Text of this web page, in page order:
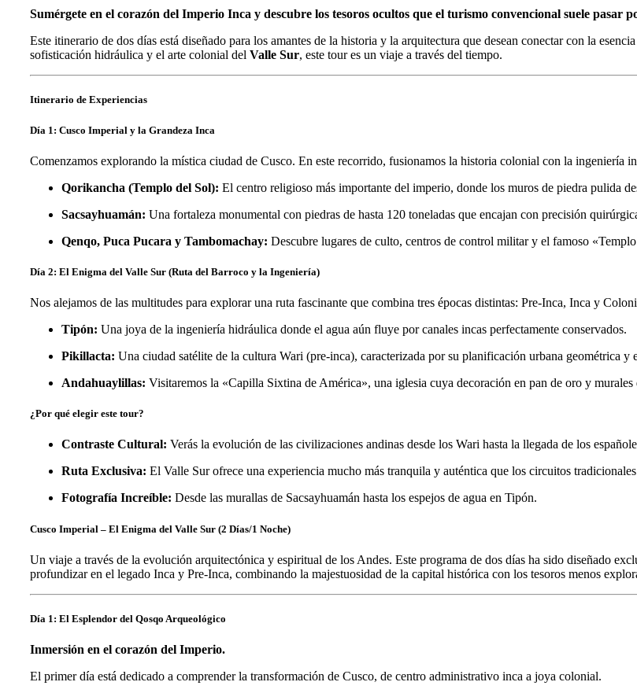
Sumérgete en el corazón del Imperio Inca y descubre los tesoros ocultos que el turismo convencional suele pasar
Este itinerario de dos días está diseñado para los amantes de la historia y la arquitectura que desean conectar con la
sofisticación hidráulica y el arte colonial del Valle Sur, este tour es un viaje a través del tiempo.
Itinerario de Experiencias
Día 1: Cusco Imperial y la Grandeza Inca
Comenzamos explorando la mística ciudad de Cusco. En este recorrido, fusionamos la historia colonial con la ingeniería
Qorikancha (Templo del Sol): El centro religioso más importante del imperio, donde los muros de piedra pulida
Sacsayhuamán: Una fortaleza monumental con piedras de hasta 120 toneladas que encajan con precisión
Qenqo, Puca Pucara y Tambomachay: Descubre lugares de culto, centros de control militar y el famoso
Día 2: El Enigma del Valle Sur (Ruta del Barroco y la Ingeniería)
Nos alejamos de las multitudes para explorar una ruta fascinante que combina tres épocas distintas: Pre-Inca, Inca y
Tipón: Una joya de la ingeniería hidráulica donde el agua aún fluye por canales incas perfectamente conservados.
Pikillacta: Una ciudad satélite de la cultura Wari (pre-inca), caracterizada por su planificación urbana geométrica y
Andahuaylillas: Visitaremos la «Capilla Sixtina de América», una iglesia cuya decoración en pan de oro y murales
¿Por qué elegir este tour?
Contraste Cultural: Verás la evolución de las civilizaciones andinas desde los Wari hasta la llegada de los
Ruta Exclusiva: El Valle Sur ofrece una experiencia mucho más tranquila y auténtica que los circuitos
Fotografía Increíble: Desde las murallas de Sacsayhuamán hasta los espejos de agua en Tipón.
Cusco Imperial – El Enigma del Valle Sur (2 Días/1 Noche)
Un viaje a través de la evolución arquitectónica y espiritual de los Andes. Este programa de dos días ha sido diseñado
profundizar en el legado Inca y Pre-Inca, combinando la majestuosidad de la capital histórica con los tesoros menos
Día 1: El Esplendor del Qosqo Arqueológico
Inmersión en el corazón del Imperio.
El primer día está dedicado a comprender la transformación de Cusco, de centro administrativo inca a joya colonial.